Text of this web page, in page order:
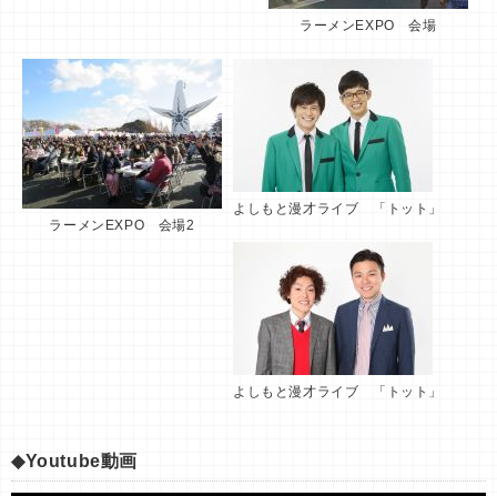
ラーメンEXPO 会場
ラーメンEXPO 会場2
よしもと漫才ライブ 「トット」
よしもと漫才ライブ 「トット」
◆Youtube動画